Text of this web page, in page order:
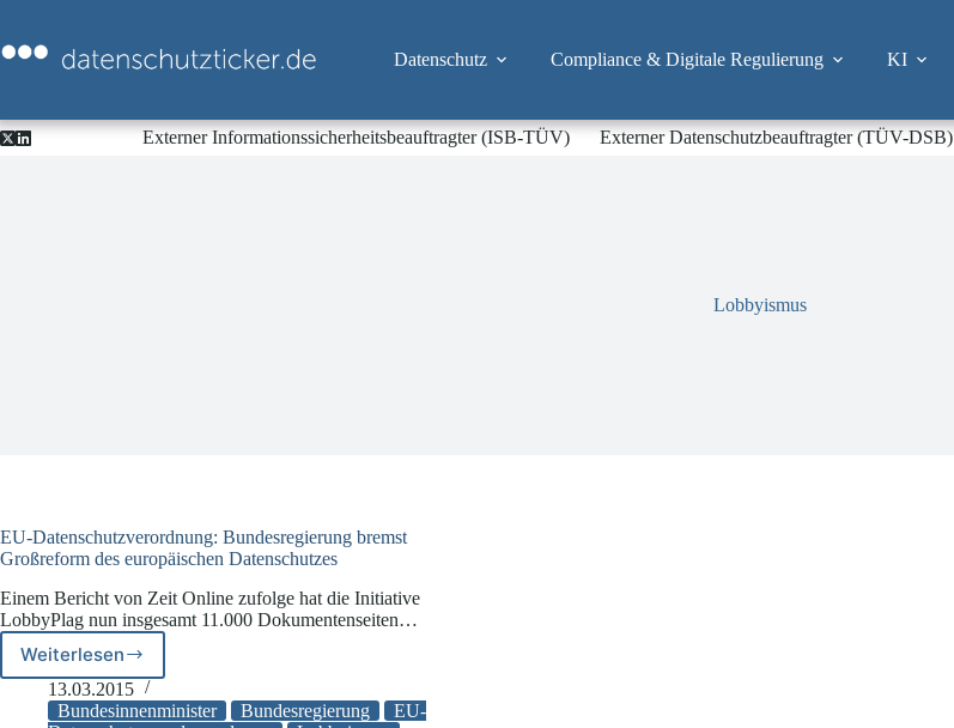
springen
Datenschutz Compliance & Digitale Regulierung KI
Externer Informationssicherheitsbeauftragter (ISB-TÜV) Externer Datenschutzbeauftragter (TÜV-DSB)
Lobbyismus
EU-Datenschutzverordnung: Bundesregierung bremst
Großreform des europäischen Datenschutzes
Einem Bericht von Zeit Online zufolge hat die Initiative
LobbyPlag nun insgesamt 11.000 Dokumentenseiten…
Weiterlesen
EU-
Datenschutzverordnung:
Bundesregierung
13.03.2015
Bundesinnenminister
Bundesregierung
EU-